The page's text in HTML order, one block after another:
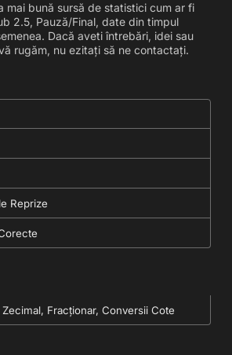
mai bună sursă de statistici cum ar fi
2.5, Pauză/Final, date din timpul
Dacă aveti întrebări, idei sau
rugăm, nu ezitați să ne contactați.
Reprize
Fracționar, Conversii Cote